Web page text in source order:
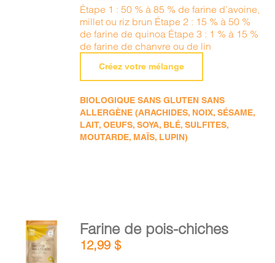
Étape 1 : 50 % à 85 % de farine d’avoine,
millet ou riz brun Étape 2 : 15 % à 50 %
de farine de quinoa Étape 3 : 1 % à 15 %
de farine de chanvre ou de lin
Créez votre mélange
BIOLOGIQUE SANS GLUTEN SANS
ALLERGÈNE (ARACHIDES, NOIX, SÉSAME,
LAIT, OEUFS, SOYA, BLÉ, SULFITES,
MOUTARDE, MAÏS, LUPIN)
AJOUTER
AU
PANIER
Farine de pois-chiches
12,99$